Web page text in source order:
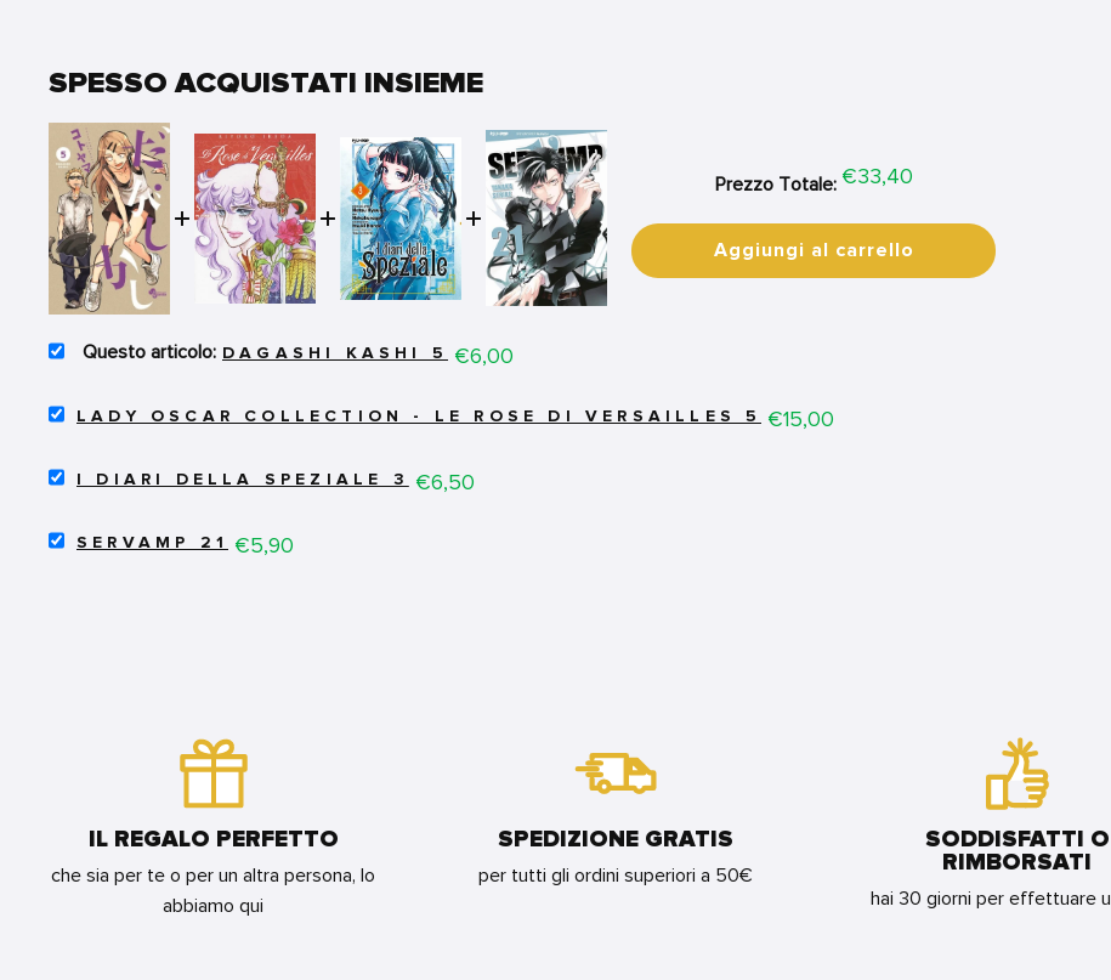
SPESSO ACQUISTATI INSIEME
Prezzo Totale: Price
€33,40
Aggiungi al carrello
SELECT
5
DAGASHI KASHI 5 Price
€6,00
SELECT
COLLECTION
ROSE
LADY OSCAR COLLECTION - LE ROSE DI VERSAILLES 5 Price
€15,00
SELECT
DELLA
I DIARI DELLA SPEZIALE 3 Price
€6,50
SELECT
SERVAMP 21 Price
€5,90
IL REGALO PERFETTO
che sia per te o per un altra persona, lo
abbiamo qui
SPEDIZIONE GRATIS
per tutti gli ordini superiori a 50€
SODDISFATTI O
RIMBORSATI
hai 30 giorni per effettuare